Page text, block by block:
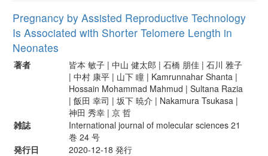
Pregnancy by Assisted Reproductive Technology
Is Associated with Shorter Telomere Length in
Neonates
著者
皆本 敏子 | 中山 健太郎 | 石橋 朋佳 | 石川 雅子
| 中村 康平 | 山下 瞳 | Kamrunnahar Shanta |
Hossain Mohammad Mahmud | Sultana Razia
| 飯田 幸司 | 坂下 暁介 | Nakamura Tsukasa |
神田 秀幸 | 京 哲
雑誌
International journal of molecular sciences 21
巻 24 号
発行日
2020-12-18 発行